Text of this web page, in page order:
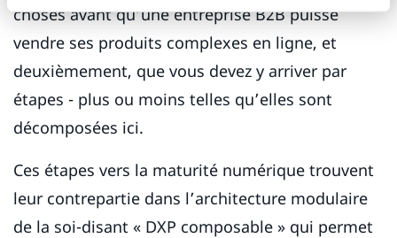
choses avant qu’une entreprise B2B puisse
vendre ses produits complexes en ligne, et
deuxièmement, que vous devez y arriver par
étapes - plus ou moins telles qu’elles sont
décomposées ici.
Ces étapes vers la maturité numérique trouvent
leur contrepartie dans l’architecture modulaire
de la soi-disant « DXP composable » qui permet